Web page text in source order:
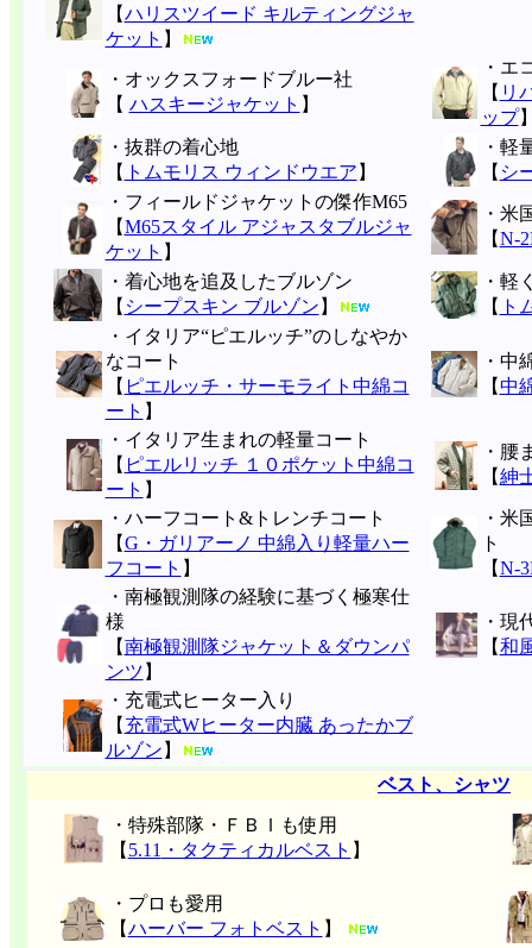
【ハリスツイード キルティングジャ
ケット 】
・オックスフォードブルー社
【 ハスキージャケット 】
・エ
【 リ
ップ
・抜群の着心地
【 トムモリス ウィンドウエア 】
・軽
【 シ
・フィールドジャケットの傑作M65
【M65スタイル アジャスタブルジャ
ケット 】
・米
【N-
・着心地を追及したブルゾン
【 シープスキン ブルゾン 】
・軽
【 ト
・イタリア“ピエルッチ”のしなやか
なコート
【 ピエルッチ・サーモライト中綿コ
ート 】
・中
【中
・イタリア生まれの軽量コート
【 ピエルリッチ １０ポケット中綿コ
ート 】
・腰
【紳
・ハーフコート&トレンチコート
【G・ガリアーノ 中綿入り軽量ハー
フコート 】
・米
ト
【N-
・南極観測隊の経験に基づく極寒仕
様
【南極観測隊ジャケット＆ダウンパ
ンツ 】
・現
【和
・充電式ヒーター入り
【 充電式Wヒーター内臓 あったかブ
ルゾン 】
ベスト、シャツ
・特殊部隊・ＦＢＩも使用
【 5.11 ・タクティカルベスト 】
・プロも愛用
【ハーバー フォトベスト 】